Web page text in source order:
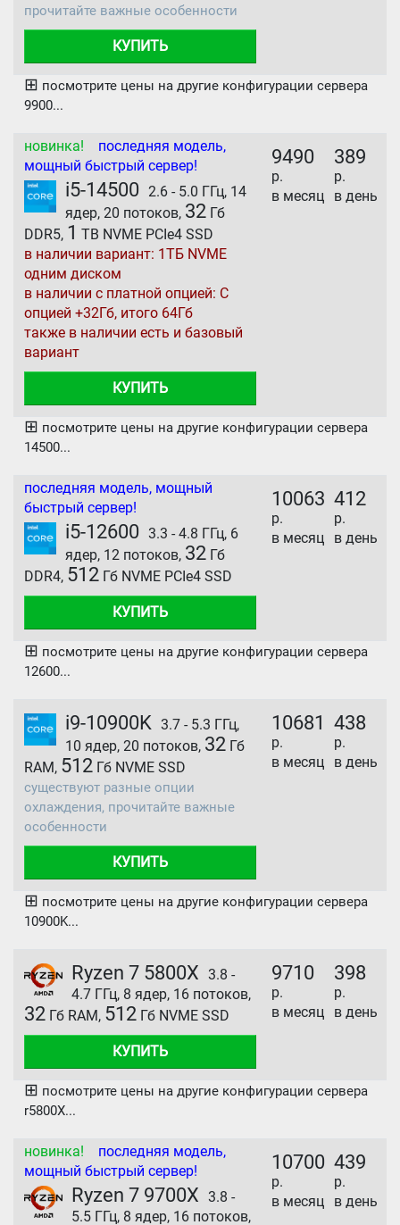
прочитайте важные особенности
КУПИТЬ
⊞ посмотрите цены на другие конфигурации сервера
9900...
новинка! последняя модель,
мощный быстрый сервер!
i5-14500
2.6 - 5.0 ГГц, 14
ядер, 20 потоков, 32 Гб
DDR5, 1 TB NVME PCIe4 SSD
в наличии вариант: 1ТБ NVME
одним диском
в наличии с платной опцией: С
опцией +32Гб, итого 64Гб
также в наличии есть и базовый
вариант
КУПИТЬ
9490
р.
в месяц
389
р.
в день
⊞ посмотрите цены на другие конфигурации сервера
14500...
последняя модель, мощный
быстрый сервер!
i5-12600 3.3 - 4.8 ГГц, 6
ядер, 12 потоков, 32 Гб
DDR4, 512 Гб NVME PCIe4 SSD
КУПИТЬ
10063
р.
в месяц
412
р.
в день
⊞ посмотрите цены на другие конфигурации сервера
12600...
i9-10900K 3.7 - 5.3 ГГц,
10 ядер, 20 потоков, 32 Гб
RAM, 512 Гб NVME SSD
существуют разные опции
охлаждения, прочитайте важные
особенности
КУПИТЬ
10681
р.
в месяц
438
р.
в день
⊞ посмотрите цены на другие конфигурации сервера
10900K...
Ryzen 7 5800X 3.8 -
4.7 ГГц, 8 ядер, 16 потоков,
32 Гб RAM, 512 Гб NVME SSD
КУПИТЬ
9710
р.
в месяц
398
р.
в день
⊞ посмотрите цены на другие конфигурации сервера
r5800X...
новинка! последняя модель,
мощный быстрый сервер!
Ryzen 7 9700X 3.8 -
5.5 ГГц, 8 ядер, 16 потоков,
10700
р.
в месяц
439
р.
в день